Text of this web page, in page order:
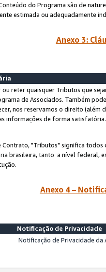
do Programa são de
estimada ou adequadamente
Anexo 3:
ou reter quaisquer Tributos que
de Associados. Também
nos reservamos o direito (além
informações de forma
Contrato, "Tributos" significa
brasileira, tanto a nível federal,
Anexo 4 –
Notificação de Privacidade
Notificação de Privacidade